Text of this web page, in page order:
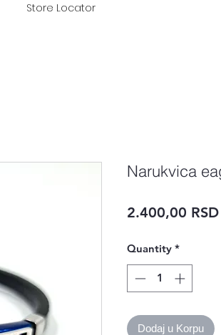
Store Locator
Narukvica
2.400,00 RSD
Quantity *
Dodaj u Korpu